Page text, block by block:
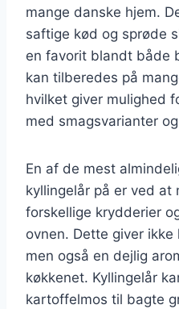
mange danske hjem.
saftige kød og sprøde
en favorit blandt både
kan tilberedes på
hvilket giver mulighed
med smagsvarianter
En af de mest
kyllingelår på er ved at
forskellige krydderier
ovnen. Dette giver
men også en dejlig
køkkenet. Kyllingelår
kartoffelmos til bagte